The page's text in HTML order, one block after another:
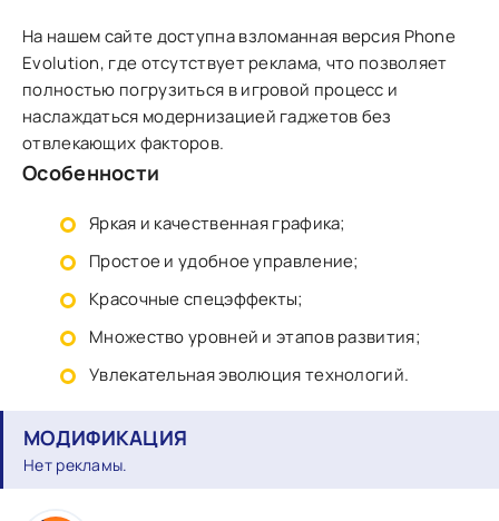
На нашем сайте доступна взломанная версия Phone
Evolution, где отсутствует реклама, что позволяет
полностью погрузиться в игровой процесс и
наслаждаться модернизацией гаджетов без
отвлекающих факторов.
Особенности
Яркая и качественная графика;
Простое и удобное управление;
Красочные спецэффекты;
Множество уровней и этапов развития;
Увлекательная эволюция технологий.
МОДИФИКАЦИЯ
Нет рекламы.